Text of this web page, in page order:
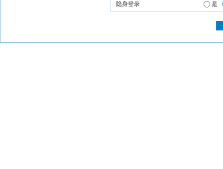
隐身登录 是